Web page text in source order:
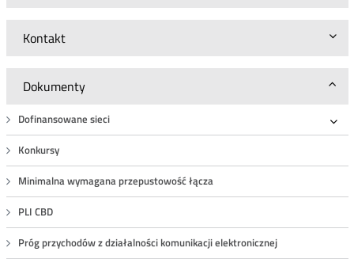
Kontakt
Dokumenty
Dofinansowane sieci
Konkursy
Minimalna wymagana przepustowość łącza
PLI CBD
Próg przychodów z działalności komunikacji elektronicznej